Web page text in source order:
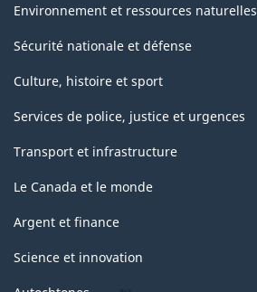
Environnement et ressources naturelles
Sécurité nationale et défense
Culture, histoire et sport
Services de police, justice et urgences
Transport et infrastructure
Le Canada et le monde
Argent et finance
Science et innovation